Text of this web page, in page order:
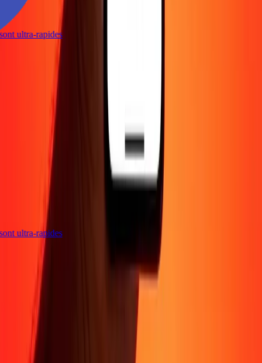
ultra-rapides
ultra-rapides
Entreprise
À proposBlog Devenir agent
Transfert d'argent international